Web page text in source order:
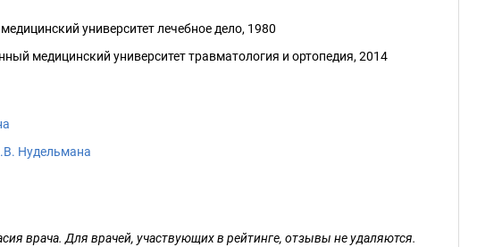
университет лечебное дело, 1980
медицинский университет травматология и ортопедия, 2014
Нудельмана
врача. Для врачей, участвующих в рейтинге, отзывы не удаляются.